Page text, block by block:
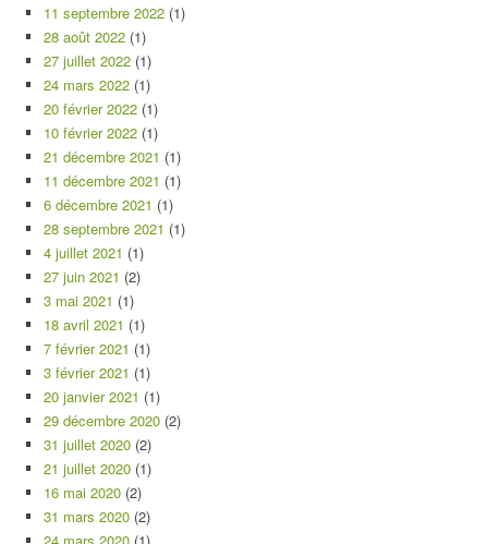
11 septembre 2022 (1)
28 août 2022 (1)
27 juillet 2022 (1)
24 mars 2022 (1)
20 février 2022 (1)
10 février 2022 (1)
21 décembre 2021 (1)
11 décembre 2021 (1)
6 décembre 2021 (1)
28 septembre 2021 (1)
4 juillet 2021 (1)
27 juin 2021 (2)
3 mai 2021 (1)
18 avril 2021 (1)
7 février 2021 (1)
3 février 2021 (1)
20 janvier 2021 (1)
29 décembre 2020 (2)
31 juillet 2020 (2)
21 juillet 2020 (1)
16 mai 2020 (2)
31 mars 2020 (2)